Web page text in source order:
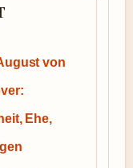
von
Ehe,